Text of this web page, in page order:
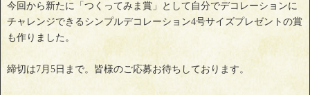
今回から新たに「つくってみま賞」として自分でデコレーションに
チャレンジできるシンプルデコレーション4号サイズプレゼントの賞
も作りました。
締切は7月5日まで。皆様のご応募お待ちしております。